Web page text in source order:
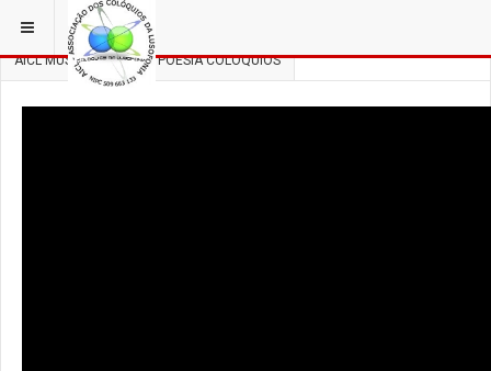
ESTÁ EM... 3 COLÓQUIOS
AICL MÚSICA, DANÇA E POESIA COLÓQUIOS